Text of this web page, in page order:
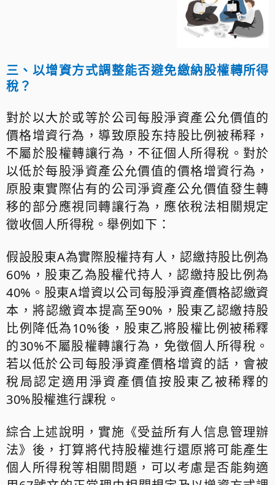
三、以增資方式調整能否避免繳納股權轉所得
稅？
對於以大於或等於公司每股淨資產公允價值的
價格增資行為，導致原股东持股比例被稀释，
不屬於股權轉讓行為，不征個人所得稅。對於
以低於每股淨資產公允價值的價格增資行為，
原股東實際佔有的公司淨資產公允價值發生轉
移的部分應視同轉讓行為，應依稅法相關規定
徵收個人所得稅。舉例如下：
假設股東A為實際股權持有人，認繳持股比例為
60%，股東乙為股權代持人，認繳持股比例為
40%。股東A增資以公司每股淨資產價格認繳資
本，將認繳資本提高至90%，股東乙認繳持股
比例降低為10%後，股東乙將股權比例被稀釋
的30%不屬股權轉讓行為，免徵個人所得稅。
若以低於公司每股淨資產價格增資的話，會被
稅局認定適用淨資產價值按股東乙被稀釋的
30%股權進行課稅。
綜合上述說明，實施《受益所有人信息管理辦
法》後，打算將代持股權進行還原將可能產生
個人所得稅等相關問題，可以考慮是否能夠適